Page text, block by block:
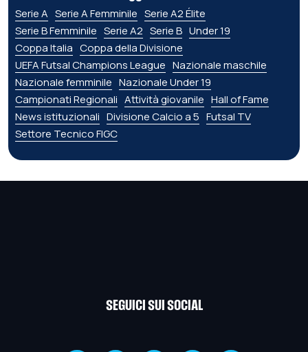
Serie A Serie A Femminile Serie A2 Élite
Serie B Femminile Serie A2 Serie B Under 19
Coppa Italia Coppa della Divisione
UEFA Futsal Champions League Nazionale maschile
Nazionale femminile Nazionale Under 19
Campionati Regionali Attività giovanile Hall of Fame
News istituzionali Divisione Calcio a 5 Futsal TV
Settore Tecnico FIGC
SEGUICI SUI SOCIAL